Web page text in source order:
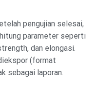
pengujian selesai,
parameter seperti
dan elongasi.
(format
sebagai laporan.